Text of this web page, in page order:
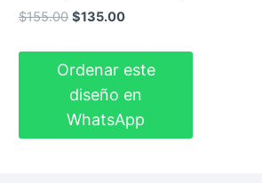
$155.00 El
era:
$155.00.
$135.00El
es:
$135.00.
Ordenar este
diseño en
WhatsApp